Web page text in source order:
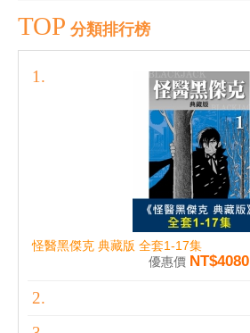
TOP 分類排行榜
怪醫黑傑克 典藏版 全套1-17集
優惠價 NT$4080